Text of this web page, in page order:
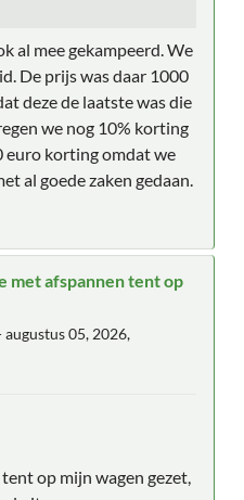
al mee gekampeerd. We
De prijs was daar 1000
deze de laatste was die
we nog 10% korting
euro korting omdat we
al goede zaken gedaan.
met afspannen tent op
augustus 05, 2026,
op mijn wagen gezet,